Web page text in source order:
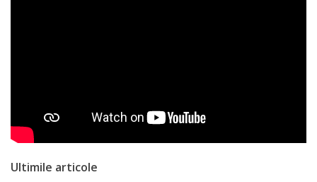
Ultimile articole